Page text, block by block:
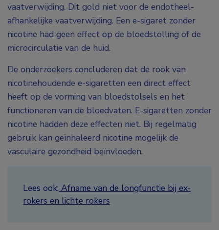
vaatverwijding. Dit gold niet voor de endotheel-
afhankelijke vaatverwijding. Een e-sigaret zonder
nicotine had geen effect op de bloedstolling of de
microcirculatie van de huid.
De onderzoekers concluderen dat de rook van
nicotinehoudende e-sigaretten een direct effect
heeft op de vorming van bloedstolsels en het
functioneren van de bloedvaten. E-sigaretten zonder
nicotine hadden deze effecten niet. Bij regelmatig
gebruik kan geïnhaleerd nicotine mogelijk de
vasculaire gezondheid beïnvloeden.
Lees ook: Afname van de longfunctie bij ex-
rokers en lichte rokers